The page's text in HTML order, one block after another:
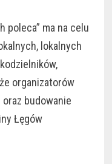
poleca” ma na celu
lokalnych
organizatorów
budowanie
Łęgów